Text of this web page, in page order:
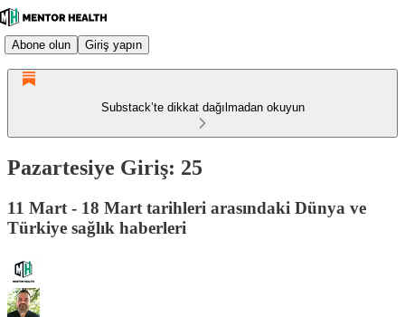
Abone olun Giriş yapın
Substack’te dikkat dağılmadan okuyun
Pazartesiye Giriş: 25
11 Mart - 18 Mart tarihleri arasındaki Dünya ve
Türkiye sağlık haberleri